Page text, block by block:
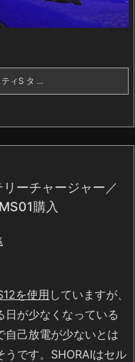
ィS タ ...
ーチャージャー／
購入
を使用していますが、
が少なくなっている
自己放電が少ないとは
です。SHORAIはセル